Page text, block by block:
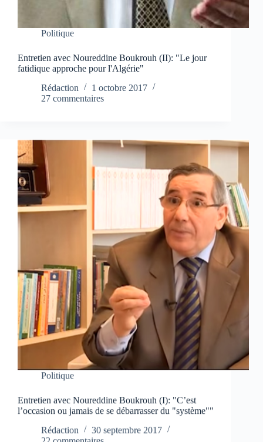
Politique
Entretien avec Noureddine Boukrouh (II): "Le jour
fatidique approche pour l'Algérie"
Rédaction
1 octobre 2017
27 commentaires
Politique
Entretien avec Noureddine Boukrouh (I): "C’est
l’occasion ou jamais de se débarrasser du "système""
Rédaction
30 septembre 2017